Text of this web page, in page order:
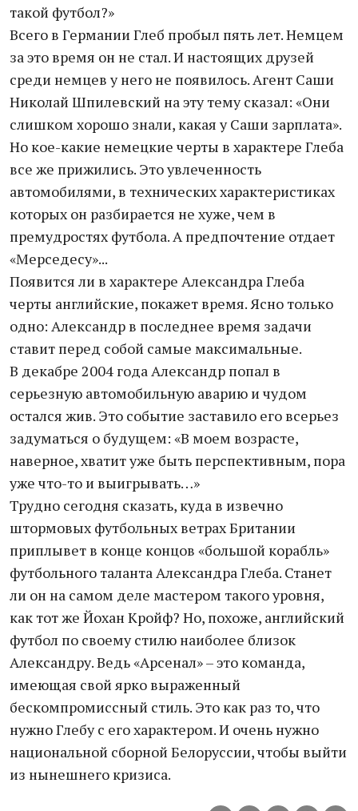
такой футбол?»
Всего в Германии Глеб пробыл пять лет. Немцем
за это время он не стал. И настоящих друзей
среди немцев у него не появилось. Агент Саши
Николай Шпилевский на эту тему сказал: «Они
слишком хорошо знали, какая у Саши зарплата».
Но кое-какие немецкие черты в характере Глеба
все же прижились. Это увлеченность
автомобилями, в технических характеристиках
которых он разбирается не хуже, чем в
премудростях футбола. А предпочтение отдает
«Мерседесу»...
Появится ли в характере Александра Глеба
черты английские, покажет время. Ясно только
одно: Александр в последнее время задачи
ставит перед собой самые максимальные.
В декабре 2004 года Александр попал в
серьезную автомобильную аварию и чудом
остался жив. Это событие заставило его всерьез
задуматься о будущем: «В моем возрасте,
наверное, хватит уже быть перспективным, пора
уже что-то и выигрывать…»
Трудно сегодня сказать, куда в извечно
штормовых футбольных ветрах Британии
приплывет в конце концов «большой корабль»
футбольного таланта Александра Глеба. Станет
ли он на самом деле мастером такого уровня,
как тот же Йохан Кройф? Но, похоже, английский
футбол по своему стилю наиболее близок
Александру. Ведь «Арсенал» – это команда,
имеющая свой ярко выраженный
бескомпромиссный стиль. Это как раз то, что
нужно Глебу с его характером. И очень нужно
национальной сборной Белоруссии, чтобы выйти
из нынешнего кризиса.